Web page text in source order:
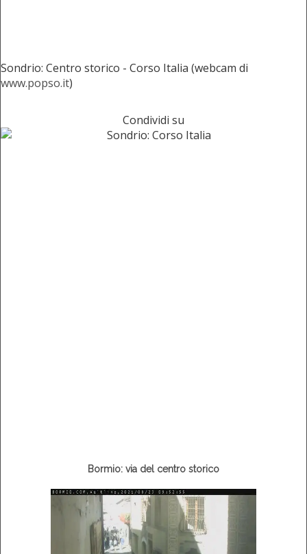
Sondrio: Centro storico - Corso Italia (webcam di
www.popso.it)
Condividi su
Bormio: via del centro storico